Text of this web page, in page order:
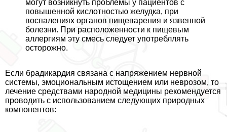
могут возникнуть проблемы у пациентов с
повышенной кислотностью желудка, при
воспалениях органов пищеварения и язвенной
болезни. При расположенности к пищевым
аллергиям эту смесь следует употрeбллять
осторожно.
Если брадикардия связана с напряжением нервной
системы, эмоциональным истощением или неврозом, то
лечение средствами народной медицины рекомендуется
проводить с использованием следующих природных
компонентов: